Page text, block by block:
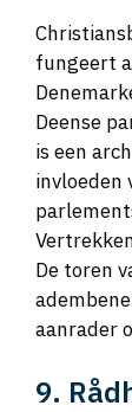
fungeert
Deense
is een
invloeden
De toren
aanrader
9.